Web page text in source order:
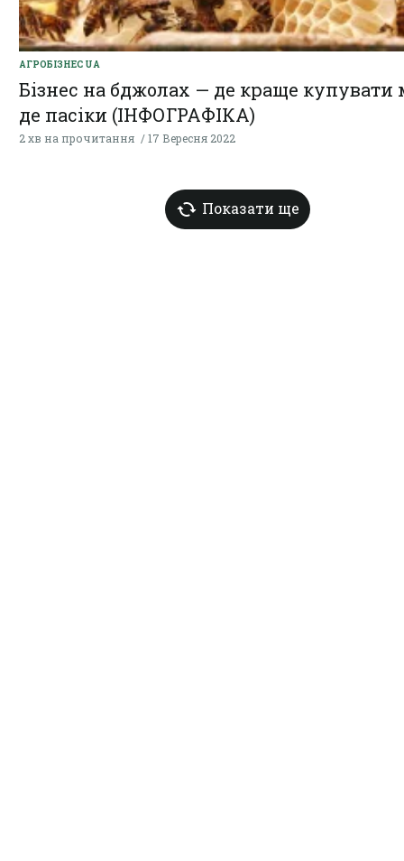
АГРОБІЗНЕС UA
Бізнес на бджолах — де краще купувати
де пасіки (ІНФОГРАФІКА)
2 хв на прочитання 17 Вересня 2022
Показати ще